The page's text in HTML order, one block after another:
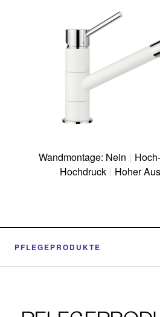
Wandmontage: Nein |
Hochdruck | Hoher
PFLEGEPRODUKTE